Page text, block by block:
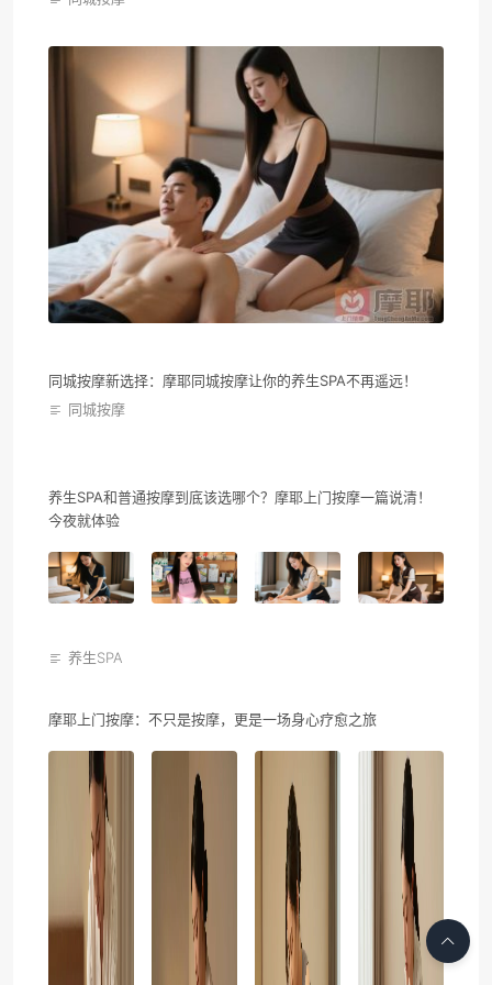
同城按摩新选择：摩耶同城按摩让你的养生SPA不再遥远！
同城按摩
养生SPA和普通按摩到底该选哪个？摩耶上门按摩一篇说清！
今夜就体验
养生SPA
摩耶上门按摩：不只是按摩，更是一场身心疗愈之旅